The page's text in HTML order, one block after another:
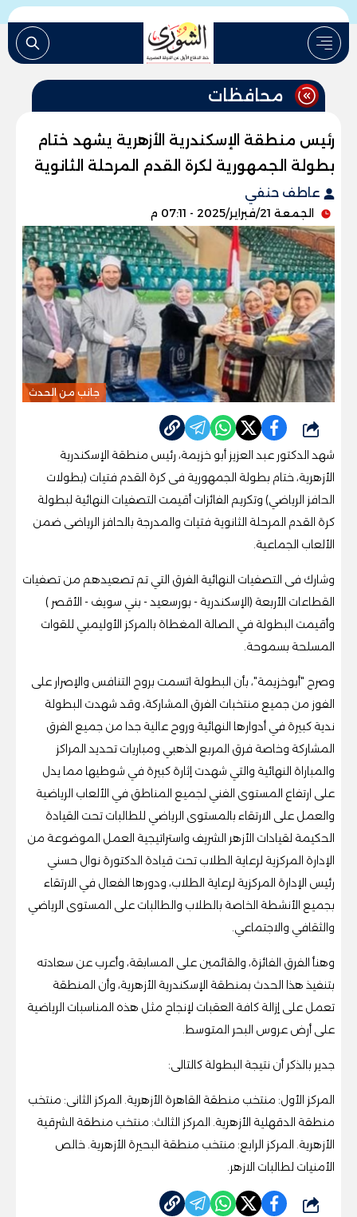
محافظات
رئيس منطقة الإسكندرية الأزهرية يشهد ختام
بطولة الجمهورية لكرة القدم المرحلة الثانوية
عاطف حنفي
الجمعة 21/فبراير/2025 - 07:11 م
جانب من الحدث
شارك
شهد الدكتور عبد العزيز أبو خزيمة، رئيس منطقة الإسكندرية
الأزهرية، ختام بطولة الجمهورية فى كرة القدم فتيات (بطولات
الحافز الرياضي) وتكريم الفائزات أقيمت التصفيات النهائية لبطولة
كرة القدم المرحلة الثانوية فتيات والمدرجة بالحافز الرياضى ضمن
الألعاب الجماعية.
وشارك فى التصفيات النهائية الفرق التي تم تصعيدهم من تصفيات
القطاعات الأربعة (الإسكندرية - بورسعيد - بني سويف - الأقصر )
وأقيمت البطولة في الصالة المغطاة بالمركز الأوليمبي للقوات
المسلحة بسموحة.
وصرح "أبوخزيمة"، بأن البطولة اتسمت بروح التنافس والإصرار على
الفوز من جميع منتخبات الفرق المشاركة، وقد شهدت البطولة
ندية كبيرة في أدوارها النهائية وروح عالية جدا من جميع الفرق
المشاركة وخاصة فرق المربع الذهبي ومباريات تحديد المراكز
والمباراة النهائية والتي شهدت إثارة كبيرة في شوطيها مما يدل
على ارتفاع المستوى الفني لجميع المناطق في الألعاب الرياضية
والعمل على الارتقاء بالمستوى الرياضي للطالبات تحت القيادة
الحكيمة لقيادات الأزهر الشريف واستراتيجية العمل الموضوعة من
الإدارة المركزية لرعاية الطلاب تحت قيادة الدكتورة نوال حسني
رئيس الإدارة المركزية لرعاية الطلاب، ودورها الفعال في الارتقاء
بجميع الأنشطة الخاصة بالطلاب والطالبات على المستوى الرياضي
والثقافي والاجتماعي.
وهنأ الفرق الفائزة، والقائمين على المسابقة، وأعرب عن سعادته
بتنفيذ هذا الحدث بمنطقة الإسكندرية الأزهرية، وأن المنطقة
تعمل على إزالة كافة العقبات لإنجاح مثل هذه المناسبات الرياضية
على أرض عروس البحر المتوسط.
جدير بالذكر أن نتيجة البطولة كالتالى:
المركز الأول: منتخب منطقة القاهرة الأزهرية. المركز الثانى: منتخب
منطقة الدقهلية الأزهرية. المركز الثالث: منتخب منطقة الشرقية
الأزهرية. المركز الرابع: منتخب منطقة البحيرة الأزهرية. خالص
الأمنيات لطالبات الازهر.
شارك